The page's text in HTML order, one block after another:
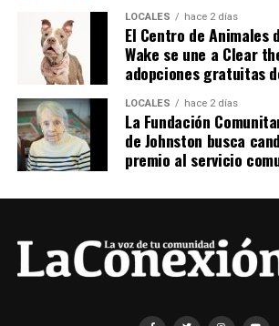
LOCALES hace 2 días
El Centro de Animales
Wake se une a Clear
adopciones gratuitas
LOCALES hace 2 días
La Fundación
de Johnston busca
premio al servicio